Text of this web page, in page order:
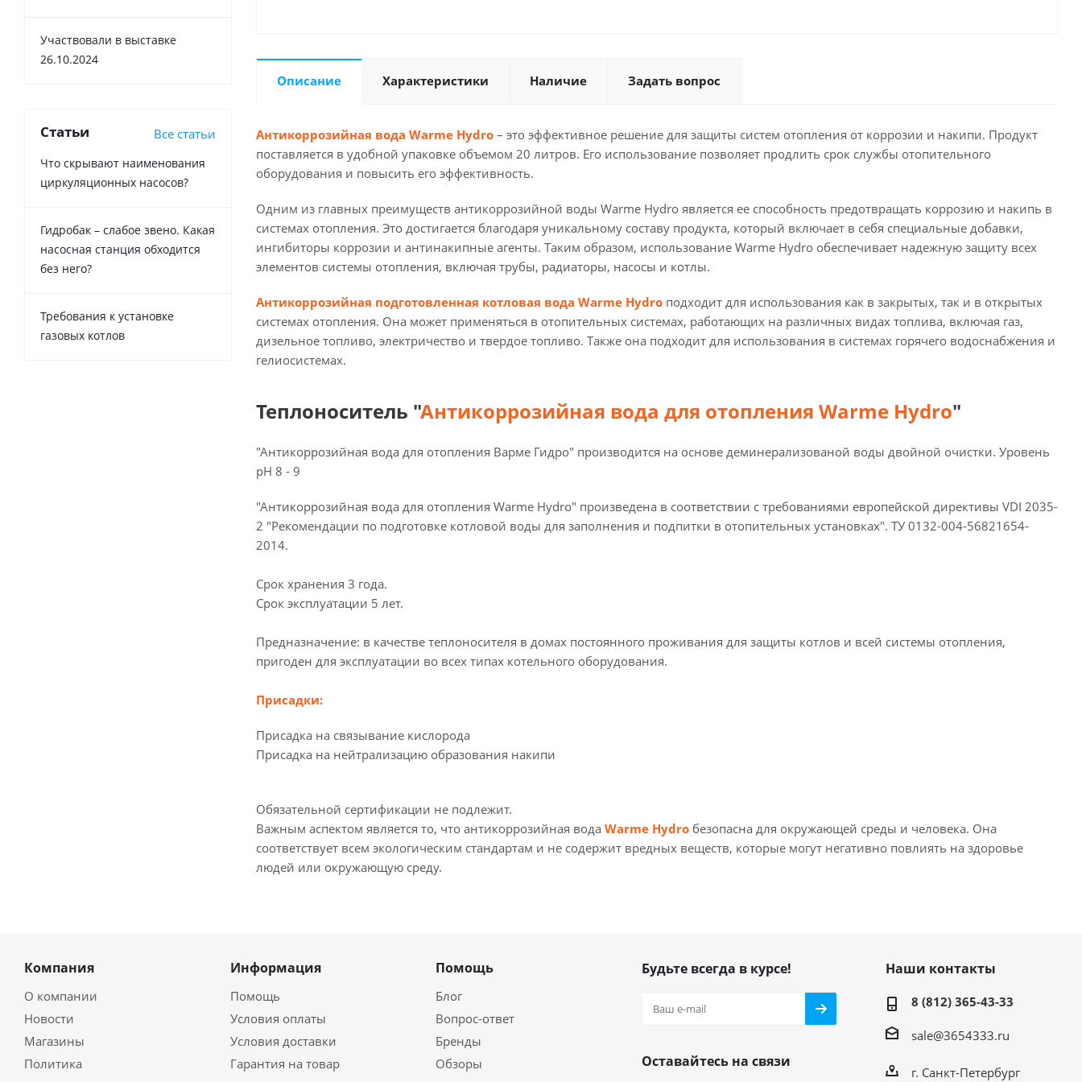
Описание Характеристики Наличие Задать вопрос
Антикоррозийная вода Warme Hydro – это эффективное решение для защиты систем отопления от коррозии и накипи. Продукт
поставляется в удобной упаковке объемом 20 литров. Его использование позволяет продлить срок службы отопительного
оборудования и повысить его эффективность.
Одним из главных преимуществ антикоррозийной воды Warme Hydro является ее способность предотвращать коррозию и накипь в
системах отопления. Это достигается благодаря уникальному составу продукта, который включает в себя специальные добавки,
ингибиторы коррозии и антинакипные агенты. Таким образом, использование Warme Hydro обеспечивает надежную защиту всех
элементов системы отопления, включая трубы, радиаторы, насосы и котлы.
Антикоррозийная подготовленная котловая вода Warme Hydro подходит для использования как в закрытых, так и в открытых
системах отопления. Она может применяться в отопительных системах, работающих на различных видах топлива, включая газ,
дизельное топливо, электричество и твердое топливо. Также она подходит для использования в системах горячего водоснабжения и
гелиосистемах.
Теплоноситель "Антикоррозийная вода для отопления Warme Hydro"
"Антикоррозийная вода для отопления Варме Гидро" производится на основе деминерализованой воды двойной очистки. Уровень
pH 8 - 9
"Антикоррозийная вода для отопления Warme Hydro" произведена в соответствии с требованиями европейской директивы VDI 2035-
2 "Рекомендации по подготовке котловой воды для заполнения и подпитки в отопительных установках". ТУ 0132-004-56821654-
2014.
Срок хранения 3 года.
Срок эксплуатации 5 лет.
Предназначение: в качестве теплоносителя в домах постоянного проживания для защиты котлов и всей системы отопления,
пригоден для эксплуатации во всех типах котельного оборудования.
Присадки:
Присадка на связывание кислорода
Присадка на нейтрализацию образования накипи
Обязательной сертификации не подлежит.
Важным аспектом является то, что антикоррозийная вода Warme Hydro безопасна для окружающей среды и человека. Она
соответствует всем экологическим стандартам и не содержит вредных веществ, которые могут негативно повлиять на здоровье
людей или окружающую среду.
Участвовали в выставке
26.10.2024
Статьи Все статьи
Что скрывают наименования
циркуляционных насосов?
Гидробак – слабое звено. Какая
насосная станция обходится
без него?
Требования к установке
газовых котлов
Компания
О компании
Новости
Магазины
Политика
Информация
Помощь
Условия оплаты
Условия доставки
Гарантия на товар
Помощь
Блог
Вопрос-ответ
Бренды
Обзоры
Будьте всегда в курсе!
Оставайтесь на связи
Наши контакты
8 (812) 365-43-33
sale@3654333.ru
г. Санкт-Петербург